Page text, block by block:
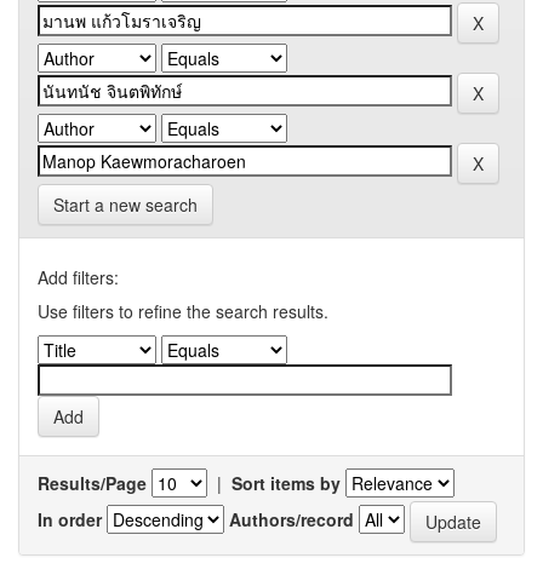
Start a new search
Add filters:
Use filters to refine the search results.
Results/Page | Sort items by
In order
Authors/record